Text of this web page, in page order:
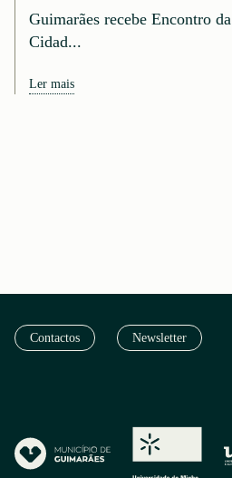
Guimarães recebe Encontro
Cidad...
Ler mais
Contactos Newsletter